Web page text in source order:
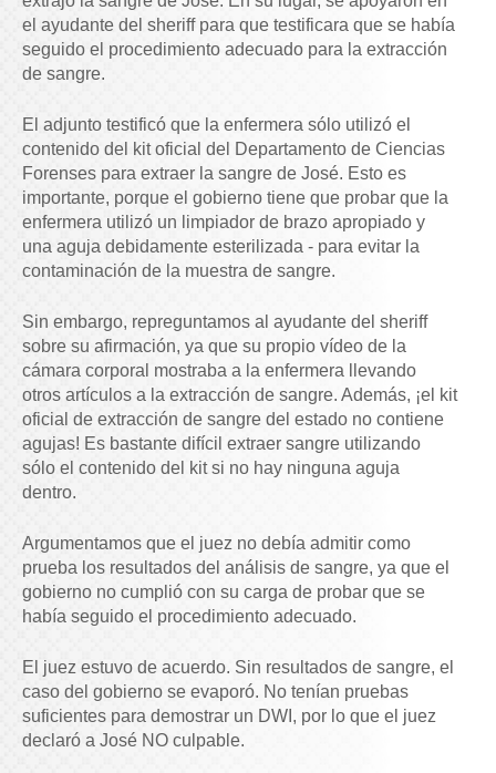
el ayudante del sheriff para que testificara que se había
seguido el procedimiento adecuado para la extracción
de sangre.
El adjunto testificó que la enfermera sólo utilizó el
contenido del kit oficial del Departamento de Ciencias
Forenses para extraer la sangre de José. Esto es
importante, porque el gobierno tiene que probar que la
enfermera utilizó un limpiador de brazo apropiado y
una aguja debidamente esterilizada - para evitar la
contaminación de la muestra de sangre.
Sin embargo, repreguntamos al ayudante del sheriff
sobre su afirmación, ya que su propio vídeo de la
cámara corporal mostraba a la enfermera llevando
otros artículos a la extracción de sangre. Además, ¡el kit
oficial de extracción de sangre del estado no contiene
agujas! Es bastante difícil extraer sangre utilizando
sólo el contenido del kit si no hay ninguna aguja
dentro.
Argumentamos que el juez no debía admitir como
prueba los resultados del análisis de sangre, ya que el
gobierno no cumplió con su carga de probar que se
había seguido el procedimiento adecuado.
El juez estuvo de acuerdo. Sin resultados de sangre, el
caso del gobierno se evaporó. No tenían pruebas
suficientes para demostrar un DWI, por lo que el juez
declaró a José NO culpable.